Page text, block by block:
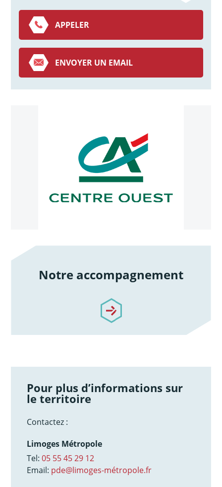
APPELER
ENVOYER UN EMAIL
Notre accompagnement
/notre-accompagnement
Pour plus d’informations sur
le territoire
Contactez :
Limoges Métropole
Tel:05 55 45 29 12
Email: pde@limoges-métropole.fr